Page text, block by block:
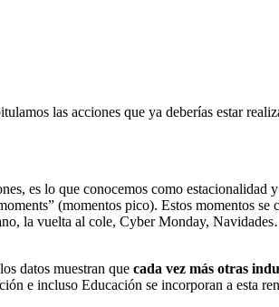
las acciones que ya deberías estar
es lo que conocemos como
(momentos pico). Estos momentos se
la vuelta al cole, Cyber Monday,
datos muestran que cada vez más otras
e incluso Educación se incorporan a esta